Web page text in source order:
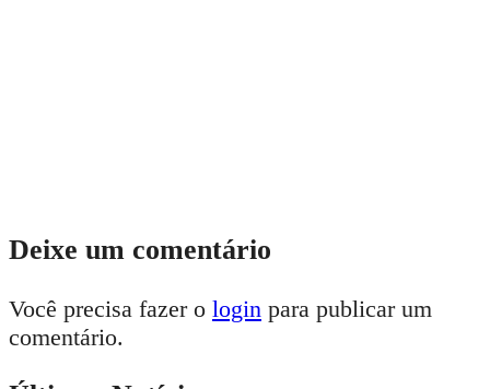
Deixe um comentário
Você precisa fazer o login para publicar um
comentário.